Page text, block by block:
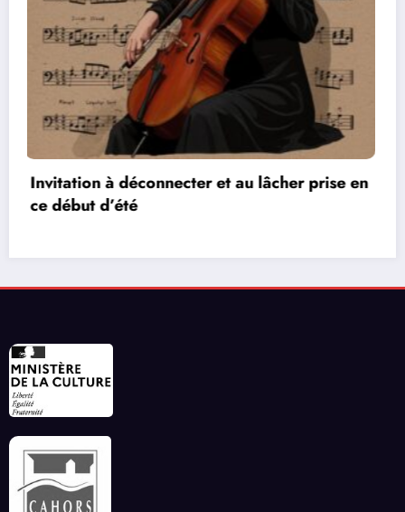
Les réseaux de communication entre les jeux
vidéos